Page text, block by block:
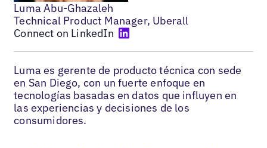
Luma Abu-Ghazaleh
Technical Product Manager, Uberall
Connect on LinkedIn
Luma es gerente de producto técnica con sede
en San Diego, con un fuerte enfoque en
tecnologías basadas en datos que influyen en
las experiencias y decisiones de los
consumidores.